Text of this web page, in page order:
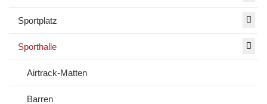
Sportplatz
Sporthalle
Airtrack-Matten
Barren